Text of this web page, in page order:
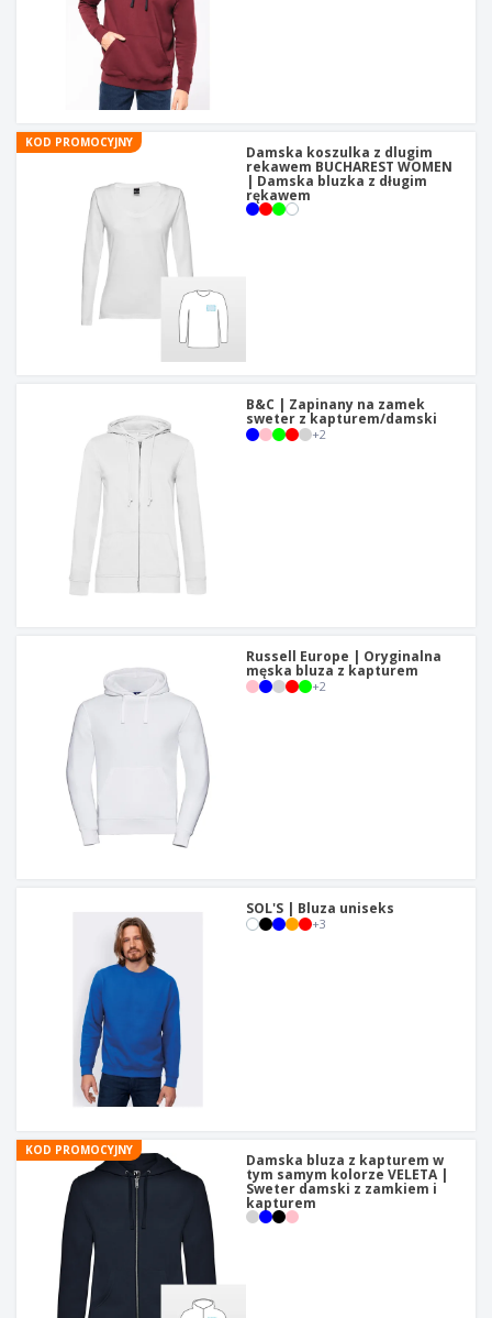
KOD PROMOCYJNY
Damska koszulka z dlugim
rekawem BUCHAREST WOMEN
| Damska bluzka z długim
rękawem
B&C | Zapinany na zamek
sweter z kapturem/damski
+2
Russell Europe | Oryginalna
męska bluza z kapturem
+2
SOL'S | Bluza uniseks
+3
KOD PROMOCYJNY
Damska bluza z kapturem w
tym samym kolorze VELETA |
Sweter damski z zamkiem i
kapturem